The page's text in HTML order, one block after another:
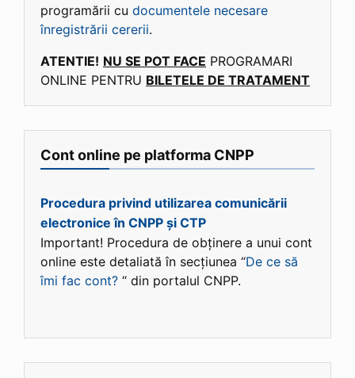
programării cu documentele necesare
înregistrării cererii.
ATENTIE! NU SE POT FACE PROGRAMARI
ONLINE PENTRU BILETELE DE TRATAMENT
Cont online pe platforma CNPP
Procedura privind utilizarea comunicării
electronice în CNPP și CTP
Important! Procedura de obținere a unui cont
online este detaliată în secțiunea “De ce să
îmi fac cont? “ din portalul CNPP.